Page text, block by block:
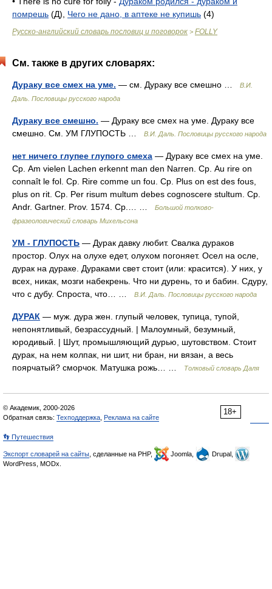
помрешь (Д), Чего не дано, в аптеке не купишь (4)
Русско-английский словарь пословиц и поговорок > FOLLY
См. также в других словарях:
Дураку все смех на уме. — см. Дураку все смешно …
В.И.
Даль. Пословицы русского народа
Дураку все смешно. — Дураку все смех на уме. Дураку все
смешно. См. УМ ГЛУПОСТЬ …
В.И. Даль. Пословицы русского народа
нет ничего глупее глупого смеха — Дураку все смех на уме.
Ср. Am vielen Lachen erkennt man den Narren. Ср. Au rire on
connaît le fol. Ср. Rire comme un fou. Ср. Plus on est des fous,
plus on rit. Ср. Per risum multum debes cognoscere stultum. Ср.
Andr. Gartner. Prov. 1574. Ср.… …
Большой толково-
фразеологический словарь Михельсона
УМ - ГЛУПОСТЬ — Дурак давку любит. Свалка дураков
простор. Олух на олухе едет, олухом погоняет. Осел на осле,
дурак на дураке. Дураками свет стоит (или: красится). У них, у
всех, никак, мозги набекрень. Что ни дурень, то и бабин. Сдуру,
что с дубу. Спроста, что… …
В.И. Даль. Пословицы русского народа
ДУРАК — муж. дура жен. глупый человек, тупица, тупой,
непонятливый, безрассудный. | Малоумный, безумный,
юродивый. | Шут, промышляющий дурью, шутовством. Стоит
дурак, на нем колпак, ни шит, ни бран, ни вязан, а весь
поярчатый? сморчок. Матушка рожь… …
Толковый словарь Даля
18+
© Академик, 2000-2026
Обратная связь: Техподдержка Реклама на сайте
👣 Путешествия
Экспорт словарей на сайты , сделанные на PHP, Joomla,
Drupal,
WordPress, MODx.